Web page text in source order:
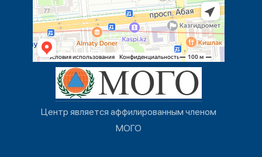
Центр является аффилированным членом
МОГО